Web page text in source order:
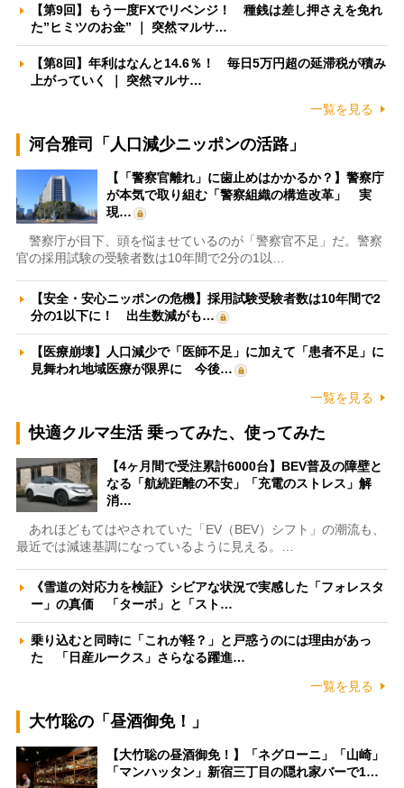
【第9回】もう一度FXでリベンジ！ 種銭は差し押さえを免れ
た”ヒミツのお金” ｜ 突然マルサ…
【第8回】年利はなんと14.6％！ 毎日5万円超の延滞税が積み
上がっていく ｜ 突然マルサ…
一覧を見る
河合雅司「人口減少ニッポンの活路」
【「警察官離れ」に歯止めはかかるか？】警察庁
が本気で取り組む「警察組織の構造改革」 実
現…
警察庁が目下、頭を悩ませているのが「警察官不足」だ。警察
官の採用試験の受験者数は10年間で2分の1以…
【安全・安心ニッポンの危機】採用試験受験者数は10年間で2
分の1以下に！ 出生数減がも…
【医療崩壊】人口減少で「医師不足」に加えて「患者不足」に
見舞われ地域医療が限界に 今後…
一覧を見る
快適クルマ生活 乗ってみた、使ってみた
【4ヶ月間で受注累計6000台】BEV普及の障壁と
なる「航続距離の不安」「充電のストレス」解
消…
あれほどもてはやされていた「EV（BEV）シフト」の潮流も、
最近では減速基調になっているように見える。…
《雪道の対応力を検証》シビアな状況で実感した「フォレスタ
ー」の真価 「ターボ」と「スト…
乗り込むと同時に「これが軽？」と戸惑うのには理由があっ
た 「日産ルークス」さらなる躍進…
一覧を見る
大竹聡の「昼酒御免！」
【大竹聡の昼酒御免！】「ネグローニ」「山崎」
「マンハッタン」新宿三丁目の隠れ家バーで1…